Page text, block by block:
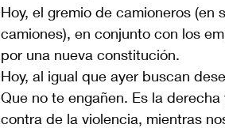
Hoy, el gremio de camioneros
camiones), en conjunto con los
por una nueva constitución.
Hoy, al igual que ayer buscan
Que no te engañen. Es la
contra de la violencia, mientras